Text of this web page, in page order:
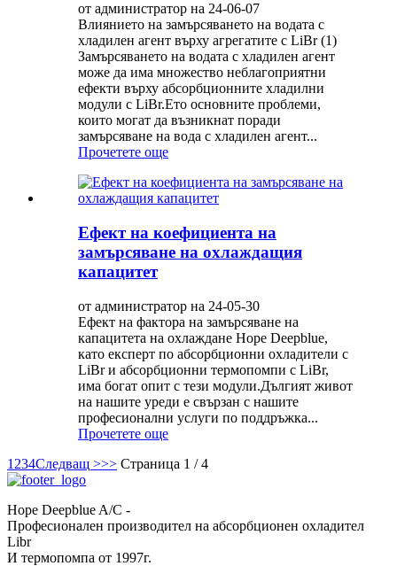
от администратор на 24-06-07
Влиянието на замърсяването на водата с
хладилен агент върху агрегатите с LiBr (1)
Замърсяването на водата с хладилен агент
може да има множество неблагоприятни
ефекти върху абсорбционните хладилни
модули с LiBr.Ето основните проблеми,
които могат да възникнат поради
замърсяване на вода с хладилен агент...
Прочетете още
Ефект на коефициента на
замърсяване на охлаждащия
капацитет
от администратор на 24-05-30
Ефект на фактора на замърсяване на
капацитета на охлаждане Hope Deepblue,
като експерт по абсорбционни охладители с
LiBr и абсорбционни термопомпи с LiBr,
има богат опит с тези модули.Дългият живот
на нашите уреди е свързан с нашите
професионални услуги по поддръжка...
Прочетете още
1 234Следващ >>> Страница 1 / 4
Hope Deepblue A/C -
Професионален производител на абсорбционен охладител
Libr
И термопомпа от 1997г.